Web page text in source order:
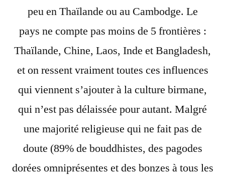
peu en Thaïlande ou au Cambodge. Le
pays ne compte pas moins de 5 frontières :
Thaïlande, Chine, Laos, Inde et Bangladesh,
et on ressent vraiment toutes ces influences
qui viennent s’ajouter à la culture birmane,
qui n’est pas délaissée pour autant. Malgré
une majorité religieuse qui ne fait pas de
doute (89% de bouddhistes, des pagodes
dorées omniprésentes et des bonzes à tous les